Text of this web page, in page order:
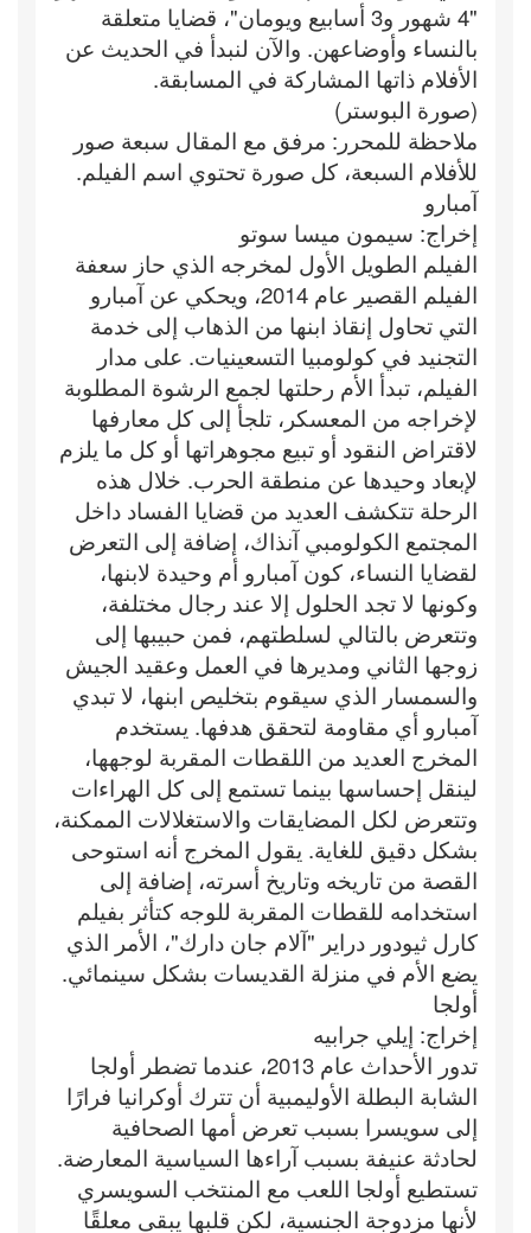
"4 شهور و3 أسابيع ويومان"، قضايا متعلقة
بالنساء وأوضاعهن. والآن لنبدأ في الحديث عن
الأفلام ذاتها المشاركة في المسابقة.
(صورة البوستر)
ملاحظة للمحرر: مرفق مع المقال سبعة صور
للأفلام السبعة، كل صورة تحتوي اسم الفيلم.
آمبارو
إخراج: سيمون ميسا سوتو
الفيلم الطويل الأول لمخرجه الذي حاز سعفة
الفيلم القصير عام 2014، ويحكي عن آمبارو
التي تحاول إنقاذ ابنها من الذهاب إلى خدمة
التجنيد في كولومبيا التسعينيات. على مدار
الفيلم، تبدأ الأم رحلتها لجمع الرشوة المطلوبة
لإخراجه من المعسكر، تلجأ إلى كل معارفها
لاقتراض النقود أو تبيع مجوهراتها أو كل ما يلزم
لإبعاد وحيدها عن منطقة الحرب. خلال هذه
الرحلة تتكشف العديد من قضايا الفساد داخل
المجتمع الكولومبي آنذاك، إضافة إلى التعرض
لقضايا النساء، كون آمبارو أم وحيدة لابنها،
وكونها لا تجد الحلول إلا عند رجال مختلفة،
وتتعرض بالتالي لسلطتهم، فمن حبيبها إلى
زوجها الثاني ومديرها في العمل وعقيد الجيش
والسمسار الذي سيقوم بتخليص ابنها، لا تبدي
آمبارو أي مقاومة لتحقق هدفها. يستخدم
المخرج العديد من اللقطات المقربة لوجهها،
لينقل إحساسها بينما تستمع إلى كل الهراءات
وتتعرض لكل المضايقات والاستغلالات الممكنة،
بشكل دقيق للغاية. يقول المخرج أنه استوحى
القصة من تاريخه وتاريخ أسرته، إضافة إلى
استخدامه للقطات المقربة للوجه كتأثر بفيلم
كارل ثيودور دراير "آلام جان دارك"، الأمر الذي
يضع الأم في منزلة القديسات بشكل سينمائي.
أولجا
إخراج: إيلي جرابيه
تدور الأحداث عام 2013، عندما تضطر أولجا
الشابة البطلة الأوليمبية أن تترك أوكرانيا فرارًا
إلى سويسرا بسبب تعرض أمها الصحافية
لحادثة عنيفة بسبب آراءها السياسية المعارضة.
تستطيع أولجا اللعب مع المنتخب السويسري
لأنها مزدوجة الجنسية، لكن قلبها يبقى معلقًا